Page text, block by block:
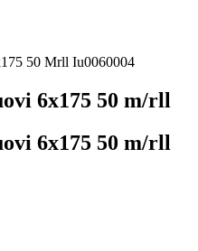
50 Mrll Iu0060004
6x175 50 m/rll
6x175 50 m/rll